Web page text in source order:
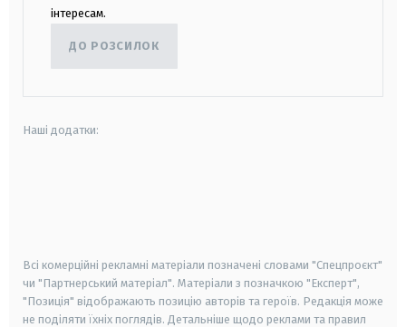
інтересам.
ДО РОЗСИЛОК
Наші додатки:
Всі комерційні рекламні матеріали позначені словами "Спецпроєкт"
чи "Партнерський матеріал". Матеріали з позначкою "Експерт",
"Позиція" відображають позицію авторів та героїв. Редакція може
не поділяти їхніх поглядів. Детальніше щодо реклами та правил